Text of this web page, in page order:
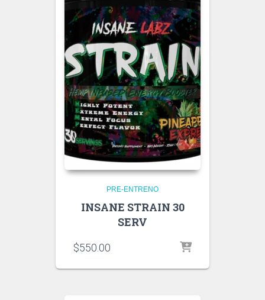
PRE-ENTRENO
INSANE STRAIN 30
SERV
$550.00